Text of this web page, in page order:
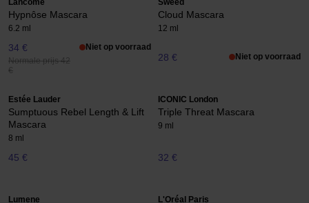
Lancôme
Hypnôse Mascara
6.2 ml
34 €
Normale prijs 42
€
Niet op voorraad
Sweed
Cloud Mascara
12 ml
28 € Niet op voorraad
Estée Lauder
Sumptuous Rebel Length & Lift
Mascara
8 ml
45 €
ICONIC London
Triple Threat Mascara
9 ml
32 €
Lumene L'Oréal Paris